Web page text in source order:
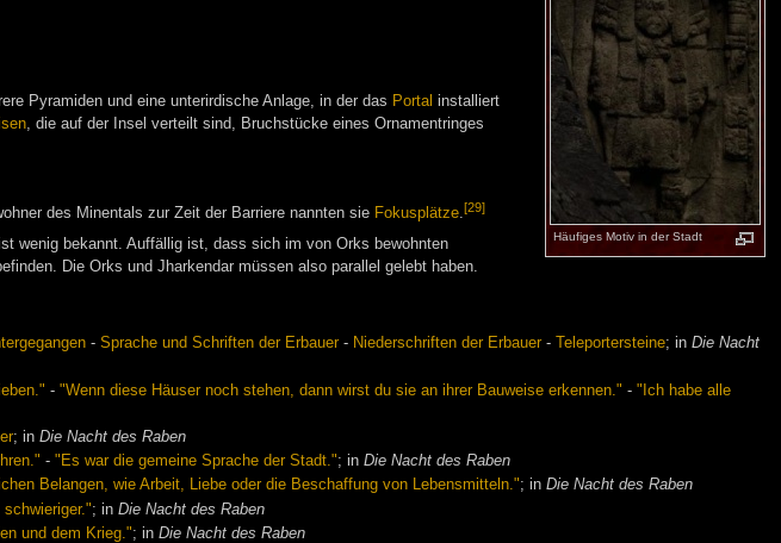
Häufiges Motiv in der Stadt
Pyramiden und eine unterirdische Anlage, in der das Portal installiert
, die auf der Insel verteilt sind, Bruchstücke eines Ornamentringes
des Minentals zur Zeit der Barriere nannten sie Fokusplätze.[29]
wenig bekannt. Auffällig ist, dass sich im von Orks bewohnten
Die Orks und Jharkendar müssen also parallel gelebt haben.
-Sprache und Schriften der Erbauer - Niederschriften der Erbauer - Teleportersteine; inDie Nacht
-"Wenn diese Häuser noch stehen, dann wirst du sie an ihrer Bauweise erkennen." -"Ich habe alle
; inDie Nacht des Raben
-"Es war die gemeine Sprache der Stadt."; inDie Nacht des Raben
Belangen, wie Arbeit, Liebe oder die Beschaffung von Lebensmitteln."; inDie Nacht des Raben
; inDie Nacht des Raben
und dem Krieg."; inDie Nacht des Raben